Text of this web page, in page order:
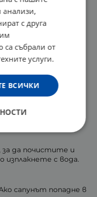
Parfum, Aqua,
CI77891,
Tetrasodium
Benzoate, Benzyl
Linalool.
за да почистите и
изплакнете с вода.
сапунът попадне в
анализи,
с друга
са събрали от
услуги.
ВСИЧКИ